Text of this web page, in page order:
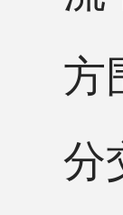
方
分